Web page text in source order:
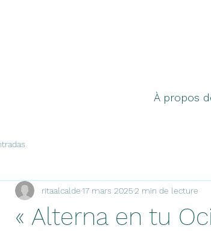
À propos
« Alterna en tu
ritaalcalde17 mars 20252 min de lecture